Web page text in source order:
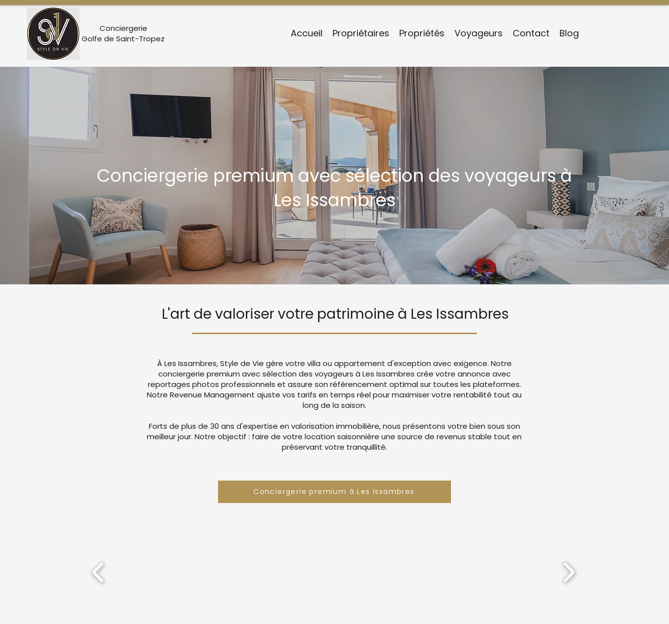
Conciergerie
Golfe de Saint-Tropez
Accueil Propriétaires Propriétés Voyageurs Contact Blog
Conciergerie premium avec sélection des voyageurs à
Les Issambres
L'art de valoriser votre patrimoine à Les Issambres
À Les Issambres, Style de Vie gère votre villa ou appartement d'exception avec exigence. Notre
conciergerie premium avec sélection des voyageurs à Les Issambres crée votre annonce avec
reportages photos professionnels et assure son référencement optimal sur toutes les plateformes.
Notre Revenue Management ajuste vos tarifs en temps réel pour maximiser votre rentabilité tout au
long de la saison.
Forts de plus de 30 ans d'expertise en valorisation immobilière, nous présentons votre bien sous son
meilleur jour. Notre objectif : faire de votre location saisonnière une source de revenus stable tout en
préservant votre tranquillité.
Conciergerie premium à Les Issambres